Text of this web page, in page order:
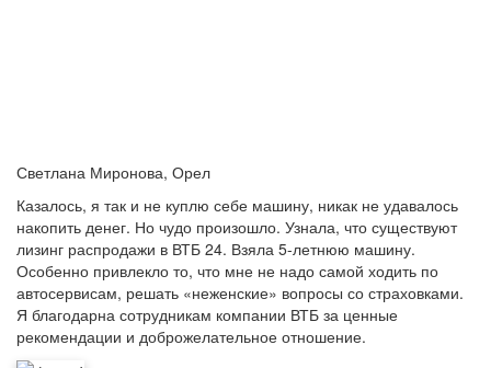
Светлана Миронова, Орел
Казалось, я так и не куплю себе машину, никак не удавалось
накопить денег. Но чудо произошло. Узнала, что существуют
лизинг распродажи в ВТБ 24. Взяла 5-летнюю машину.
Особенно привлекло то, что мне не надо самой ходить по
автосервисам, решать «неженские» вопросы со страховками.
Я благодарна сотрудникам компании ВТБ за ценные
рекомендации и доброжелательное отношение.